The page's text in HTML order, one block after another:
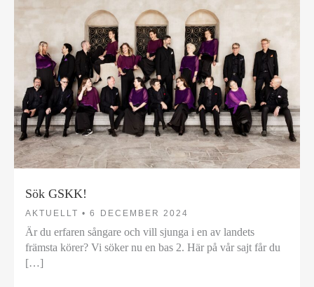
Sök GSKK!
AKTUELLT • 6 DECEMBER 2024
Är du erfaren sångare och vill sjunga i en av landets
främsta körer? Vi söker nu en bas 2. Här på vår sajt får du
[…]